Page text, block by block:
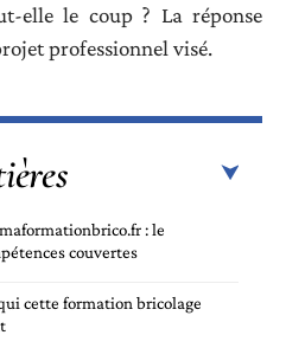
elle le coup ? La réponse
professionnel visé.
: le
couvertes
cette formation bricolage